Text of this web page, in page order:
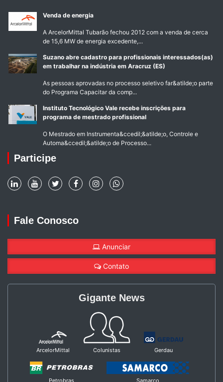
Venda de energia
A ArcelorMittal Tubarão fechou 2012 com a venda de cerca
de 15,6 MW de energia excedente,...
Suzano abre cadastro para profissionais interessados(as)
em trabalhar na indústria em Aracruz (ES)
As pessoas aprovadas no processo seletivo far&atilde;o parte
do Programa Capacitar da comp...
Instituto Tecnológico Vale recebe inscrições para
programa de mestrado profissional
O Mestrado em Instrumenta&ccedil;&atilde;o, Controle e
Automa&ccedil;&atilde;o de Processo...
Participe
Fale Conosco
Anunciar
Contato
Gigante News
ArcelorMittal Colunistas Gerdau